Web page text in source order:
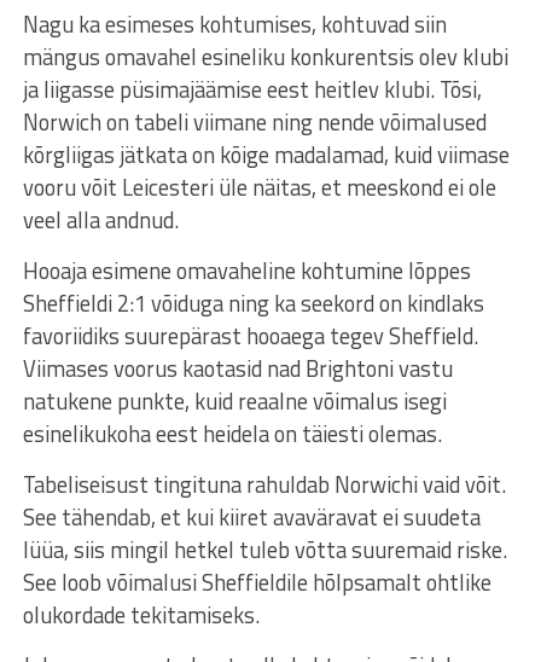
Nagu ka esimeses kohtumises, kohtuvad siin
mängus omavahel esineliku konkurentsis olev klubi
ja liigasse püsimajäämise eest heitlev klubi. Tõsi,
Norwich on tabeli viimane ning nende võimalused
kõrgliigas jätkata on kõige madalamad, kuid viimase
vooru võit Leicesteri üle näitas, et meeskond ei ole
veel alla andnud.
Hooaja esimene omavaheline kohtumine lõppes
Sheffieldi 2:1 võiduga ning ka seekord on kindlaks
favoriidiks suurepärast hooaega tegev Sheffield.
Viimases voorus kaotasid nad Brightoni vastu
natukene punkte, kuid reaalne võimalus isegi
esinelikukoha eest heidela on täiesti olemas.
Tabeliseisust tingituna rahuldab Norwichi vaid võit.
See tähendab, et kui kiiret avaväravat ei suudeta
lüüa, siis mingil hetkel tuleb võtta suuremaid riske.
See loob võimalusi Sheffieldile hõlpsamalt ohtlike
olukordade tekitamiseks.